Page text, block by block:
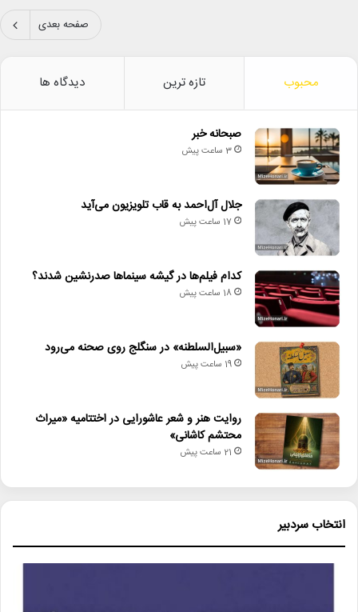
صفحه بعدی
محبوب تازه ترین دیدگاه ها
صبحانه خبر
3 ساعت پیش
جلال آل‌احمد به قاب تلویزیون می‌آید
17 ساعت پیش
کدام فیلم‌ها در گیشه سینماها صدرنشین شدند؟
18 ساعت پیش
«سبیل‌السلطنه» در سنگلج روی صحنه می‌رود
19 ساعت پیش
روایت هنر و شعر عاشورایی در اختتامیه «میراث
محتشم کاشانی»
21 ساعت پیش
انتخاب سردبیر